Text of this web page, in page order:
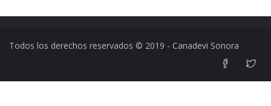
Todos los derechos reservados © 2019 - Canadevi Sonora